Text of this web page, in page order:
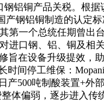
铝铜产品关税。根
钢铝铜制造的认定
一个总统任期曾
口钢、铝、铜及相
在设备升级提效
间停工维保：
500吨制酸装置+外
偏弱，逐步进入